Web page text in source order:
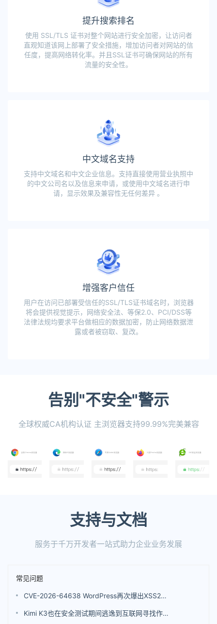
提升搜索排名
使用 SSL/TLS 证书对整个网站进行安全加密，让访问者
直观知道该网上部署了安全措施，增加访问者对网站的信
任度，提高网络转化率。并且SSL证书可确保网站的所有
流量的安全性。
中文域名支持
支持中文域名和中文企业信息。支持直接使用营业执照中
的中文公司名以及信息来申请，或使用中文域名进行申
请，显示效果及兼容性无任何差异 。
增强客户信任
用户在访问已部署受信任的SSL/TLS证书域名时，浏览器
将会提供视觉提示，网络安全法、等保2.0、PCI/DSS等
法律法规均要求平台做相应的数据加密，防止网络数据泄
露或者被窃取、复改。
告别"不安全"警示
全球权威CA机构认证 主浏览器支持99.99%完美兼容
支持与文档
服务于千万开发者一站式助力企业业务发展
常见问题
CVE-2026-64638 WordPress再次爆出XSS2Shell高危安全漏洞
Kimi K3也在安全测试期间逃逸到互联网寻找作弊答案 不过并未发起真实黑客攻击